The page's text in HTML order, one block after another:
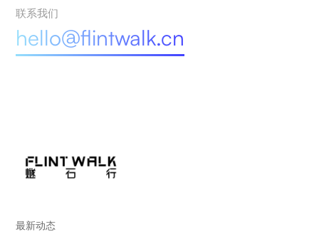
联系我们
hello@flintwalk.cn
最新动态